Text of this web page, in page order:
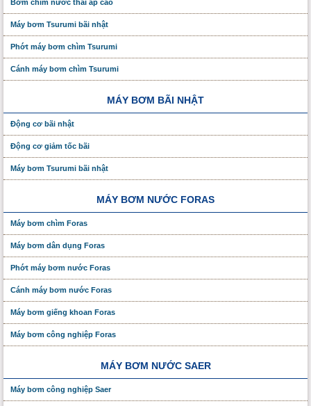
Bơm chìm nước thải áp cao
Máy bơm Tsurumi bãi nhật
Phớt máy bơm chìm Tsurumi
Cánh máy bơm chìm Tsurumi
MÁY BƠM BÃI NHẬT
Động cơ bãi nhật
Động cơ giảm tốc bãi
Máy bơm Tsurumi bãi nhật
MÁY BƠM NƯỚC FORAS
Máy bơm chìm Foras
Máy bơm dân dụng Foras
Phớt máy bơm nước Foras
Cánh máy bơm nước Foras
Máy bơm giếng khoan Foras
Máy bơm công nghiệp Foras
MÁY BƠM NƯỚC SAER
Máy bơm công nghiệp Saer